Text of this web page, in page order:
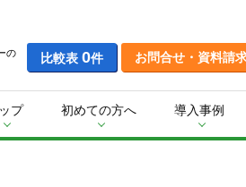
の
比較表 0件 お問合せ・資料請
プ 初めての方へ 導入事例